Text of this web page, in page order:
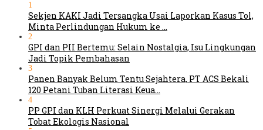
1
Sekjen KAKI Jadi Tersangka Usai Laporkan Kasus Tol,
Minta Perlindungan Hukum ke …
2
GPI dan PII Bertemu: Selain Nostalgia, Isu Lingkungan
Jadi Topik Pembahasan
3
Panen Banyak Belum Tentu Sejahtera, PT ACS Bekali
120 Petani Tuban Literasi Keua…
4
PP GPI dan KLH Perkuat Sinergi Melalui Gerakan
Tobat Ekologis Nasional